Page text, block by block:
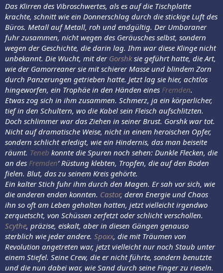
Das Klirren des Vibroschwertes, als es auf die Tischplatte
krachte, schnitt wie ein Donnerschlag durch die stickige Luft des
Büros. Metall auf Metall, roh und endgültig. Der Umbaraner
fuhr zusammen, nicht wegen des Geräusches selbst, sondern
wegen der Geschichte, die darin lag. Ihm war diese Klinge nicht
unbekannt. Die Wucht, mit der Gorshksie geführt hatte, die Art,
wie der Gamorreaner sie mit schierer Masse und blindem Zorn
durch Panzerungen getrieben hatte. Jetzt lag sie hier, achtlos
hingeworfen, ein Trophäe in den Händen eines Fremden.
Etwas zog sich in ihm zusammen. Schmerz, ja ein körperlicher,
tief in den Schultern, wo die Kabel sein Fleisch aufschlitzten.
Doch schlimmer war das Ziehen in seiner Brust. Gorshk war tot.
Nicht auf dramatische Weise, nicht in einem heroischen Opfer,
sondern schlicht erledigt, wie ein Hindernis, das man beiseite
räumt. Teneb konnte die Spuren noch sehen: Dunkle Flecken, die
an des Fremden’ Rüstung klebten, Tropfen, die auf den Boden
fielen. Blut, das zu seinem Kreis gehörte.
Ein kalter Stich fuhr ihm durch den Magen. Er sah vor sich, wie
die anderen enden konnten. Castor, deren Energie und Chaos
ihn so oft am Leben gehalten hatten, jetzt vielleicht irgendwo
zerquetscht, von Schüssen zerfetzt oder schlicht verschollen.
Scythe, präzise, eiskalt, aber in diesen Gängen genauso
sterblich wie jeder andere. Spoxx, die mit Träumen von
Revolution angetreten war, jetzt vielleicht nur noch Staub unter
einem Stiefel. Seine Crew, die er nicht führte, sondern benutzte
und die nun dabei war, wie Sand durch seine Finger zu rieseln.